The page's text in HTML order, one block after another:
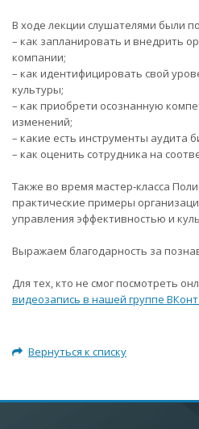
В ходе лекции слушателями были
– как запланировать и внедрить
компании;
– как идентифицировать свой
культуры;
– как приобрети осознанную
изменений;
– какие есть инструменты аудита
– как оценить сотрудника на
Также во время мастер-класса
практические примеры
управления эффективностью и
Выражаем благодарность за
Для тех, кто не смог посмотреть
видеозапись в нашей группе
Вернуться к списку